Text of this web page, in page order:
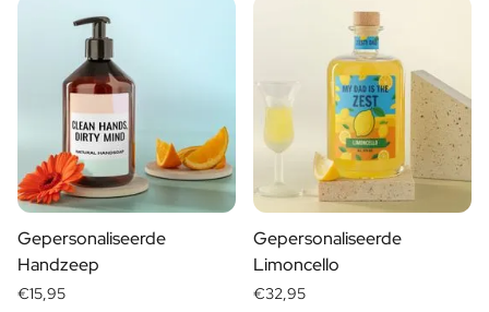
Gepersonaliseerde
Handzeep
€15,95
Gepersonaliseerde
Limoncello
€32,95